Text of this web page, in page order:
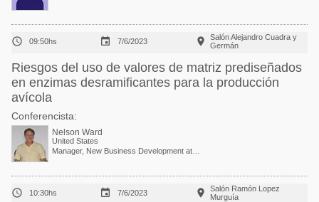
 09:50hs  7/6/2023 
Salón Alejandro Cuadra y
Germán
Riesgos del uso de valores de matriz prediseñados
en enzimas desramificantes para la producción
avícola
Conferencista:
Nelson Ward
United States
 10:30hs  7/6/2023 
Salón Ramón Lopez
Murguía